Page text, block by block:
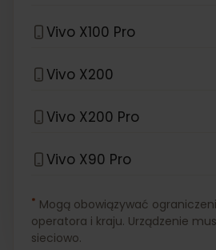
Vivo X100 Pro
Vivo X200
Vivo X200 Pro
Vivo X90 Pro
* Mogą obowiązywać
operatora i kraju. Urządzenie
sieciowo.